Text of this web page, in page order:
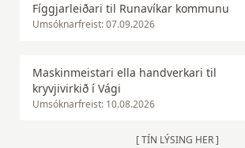
Fíggjarleiðari til Runavíkar kommunu
Umsóknarfreist: 07.09.2026
Maskinmeistari ella handverkari til
kryvjivirkið í Vági
Umsóknarfreist: 10.08.2026
[ TÍN LÝSING HER ]